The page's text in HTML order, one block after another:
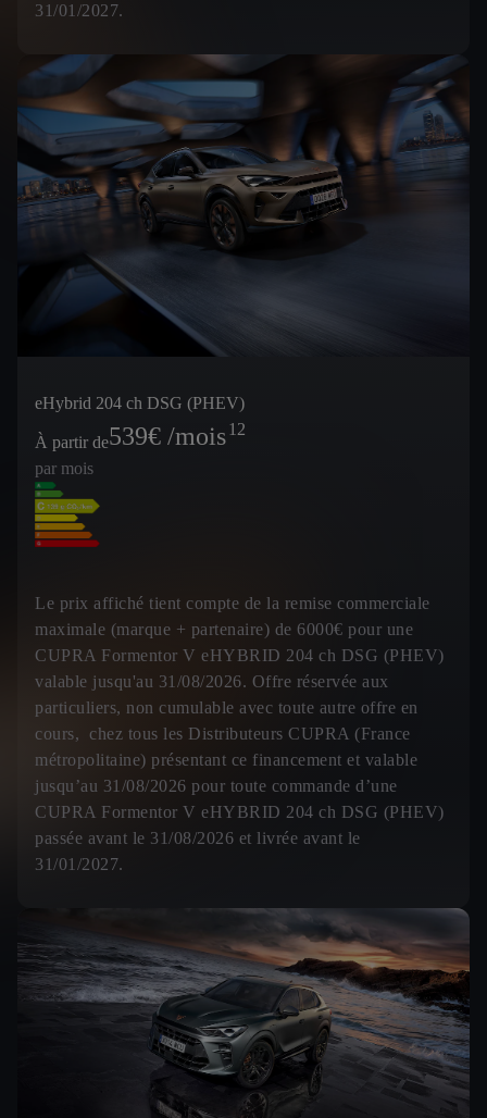
31/01/2027.
eHybrid 204 ch DSG (PHEV)
À partir de539€ /mois12
par mois
Le prix affiché tient compte de la remise commerciale
maximale (marque + partenaire) de 6000€ pour une
CUPRA Formentor V eHYBRID 204 ch DSG (PHEV)
valable jusqu'au 31/08/2026. Offre réservée aux
particuliers, non cumulable avec toute autre offre en
cours, chez tous les Distributeurs CUPRA (France
métropolitaine) présentant ce financement et valable
jusqu’au 31/08/2026 pour toute commande d’une
CUPRA Formentor V eHYBRID 204 ch DSG (PHEV)
passée avant le 31/08/2026 et livrée avant le
31/01/2027.